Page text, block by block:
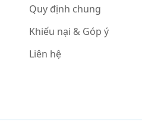
Quy định chung
Khiếu nại & Góp ý
Liên hệ